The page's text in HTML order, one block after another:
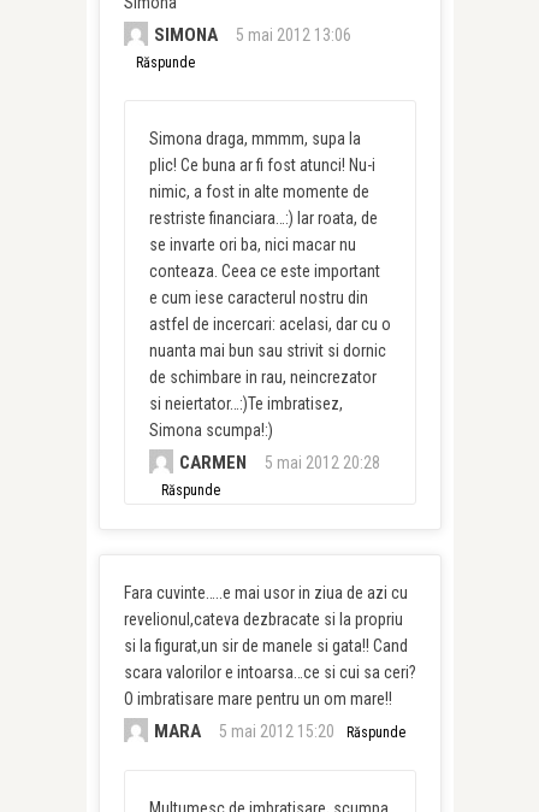
SIMONA 5 mai 2012 13:06
Răspunde
Simona draga, mmmm, supa la
plic! Ce buna ar fi fost atunci! Nu-i
nimic, a fost in alte momente de
restriste financiara…:) Iar roata, de
se invarte ori ba, nici macar nu
conteaza. Ceea ce este important
e cum iese caracterul nostru din
astfel de incercari: acelasi, dar cu o
nuanta mai bun sau strivit si dornic
de schimbare in rau, neincrezator
si neiertator…:)Te imbratisez,
Simona scumpa!:)
CARMEN 5 mai 2012 20:28
Răspunde
Fara cuvinte…..e mai usor in ziua de azi cu
revelionul,cateva dezbracate si la propriu
si la figurat,un sir de manele si gata!! Cand
scara valorilor e intoarsa…ce si cui sa ceri?
O imbratisare mare pentru un om mare!!
MARA 5 mai 2012 15:20 Răspunde